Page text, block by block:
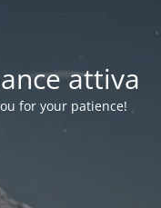
attiva
for your patience!